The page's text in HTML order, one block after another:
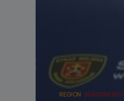
REGION WIADOMOŚCI